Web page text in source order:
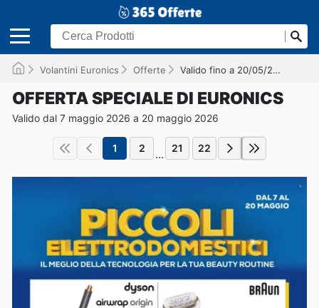
Volantini Euronics Offerte Valido fino a 20/05/2026
OFFERTA SPECIALE DI EURONICS
Valido dal 7 maggio 2026 a 20 maggio 2026
1 2 ... 21 22